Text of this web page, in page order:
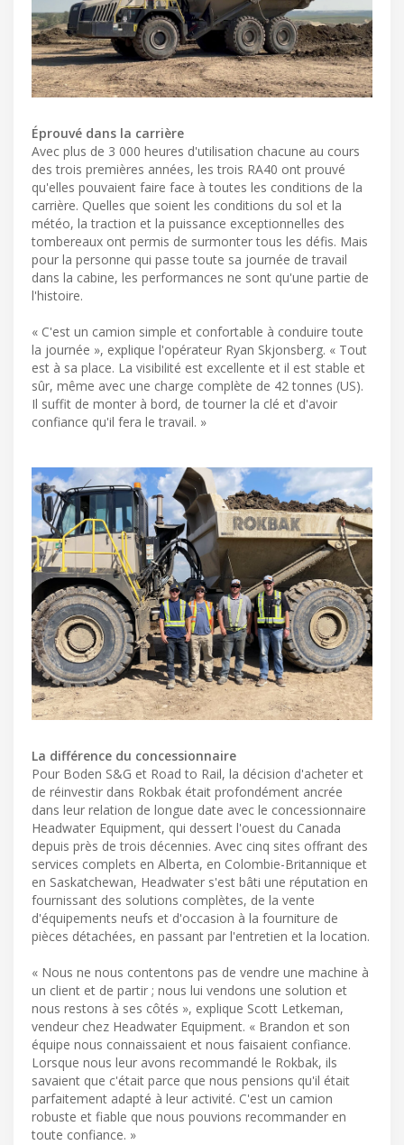
Éprouvé dans la carrière
Avec plus de 3 000 heures d'utilisation chacune au cours
des trois premières années, les trois RA40 ont prouvé
qu'elles pouvaient faire face à toutes les conditions de la
carrière. Quelles que soient les conditions du sol et la
météo, la traction et la puissance exceptionnelles des
tombereaux ont permis de surmonter tous les défis. Mais
pour la personne qui passe toute sa journée de travail
dans la cabine, les performances ne sont qu'une partie de
l'histoire.
« C'est un camion simple et confortable à conduire toute
la journée », explique l'opérateur Ryan Skjonsberg. « Tout
est à sa place. La visibilité est excellente et il est stable et
sûr, même avec une charge complète de 42 tonnes (US).
Il suffit de monter à bord, de tourner la clé et d'avoir
confiance qu'il fera le travail. »
La différence du concessionnaire
Pour Boden S&G et Road to Rail, la décision d'acheter et
de réinvestir dans Rokbak était profondément ancrée
dans leur relation de longue date avec le concessionnaire
Headwater Equipment, qui dessert l'ouest du Canada
depuis près de trois décennies. Avec cinq sites offrant des
services complets en Alberta, en Colombie-Britannique et
en Saskatchewan, Headwater s'est bâti une réputation en
fournissant des solutions complètes, de la vente
d'équipements neufs et d'occasion à la fourniture de
pièces détachées, en passant par l'entretien et la location.
« Nous ne nous contentons pas de vendre une machine à
un client et de partir ; nous lui vendons une solution et
nous restons à ses côtés », explique Scott Letkeman,
vendeur chez Headwater Equipment. « Brandon et son
équipe nous connaissaient et nous faisaient confiance.
Lorsque nous leur avons recommandé le Rokbak, ils
savaient que c'était parce que nous pensions qu'il était
parfaitement adapté à leur activité. C'est un camion
robuste et fiable que nous pouvions recommander en
toute confiance. »